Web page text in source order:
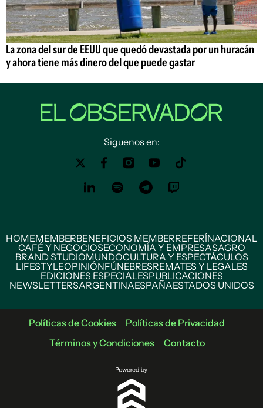
La zona del sur de EEUU que quedó devastada por un huracán
y ahora tiene más dinero del que puede gastar
Siguenos en:
HOMEMEMBERBENEFICIOS MEMBERREFERÍNACIONAL
CAFÉ Y NEGOCIOSECONOMÍA Y EMPRESASAGRO
BRAND STUDIOMUNDOCULTURA Y ESPECTÁCULOS
LIFESTYLEOPINIÓNFÚNEBRESREMATES Y LEGALES
EDICIONES ESPECIALESPUBLICACIONES
NEWSLETTERSARGENTINAESPAÑAESTADOS UNIDOS
Políticas de Cookies
Políticas de Privacidad
Términos y Condiciones
Contacto